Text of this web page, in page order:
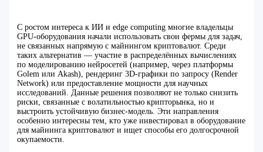
С ростом интереса к ИИ и edge computing многие владельцы
GPU-оборудования начали использовать свои фермы для задач,
не связанных напрямую с майнингом криптовалют. Среди
таких альтернатив — участие в распределённых вычислениях
по моделированию нейросетей (например, через платформы
Golem или Akash), рендеринг 3D-графики по запросу (Render
Network) или предоставление мощности для научных
исследований. Данные решения позволяют не только снизить
риски, связанные с волатильностью крипторынка, но и
выстроить устойчивую бизнес-модель. Эти направления
особенно интересны тем, кто уже инвестировал в оборудование
для майнинга криптовалют и ищет способы его долгосрочной
окупаемости.